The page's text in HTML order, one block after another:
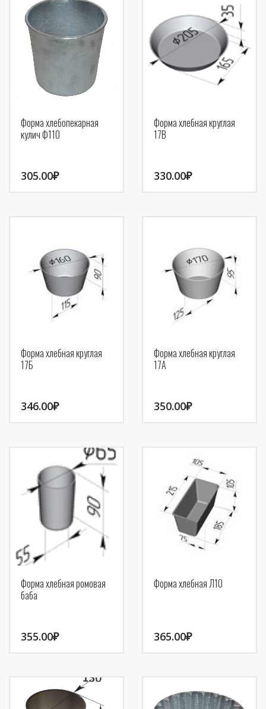
Форма хлебопекарная
кулич Ф110
305.00₽
Форма хлебная круглая
17В
330.00₽
Форма хлебная круглая
17Б
346.00₽
Форма хлебная круглая
17А
350.00₽
Форма хлебная ромовая
баба
355.00₽
Форма хлебная Л10
365.00₽